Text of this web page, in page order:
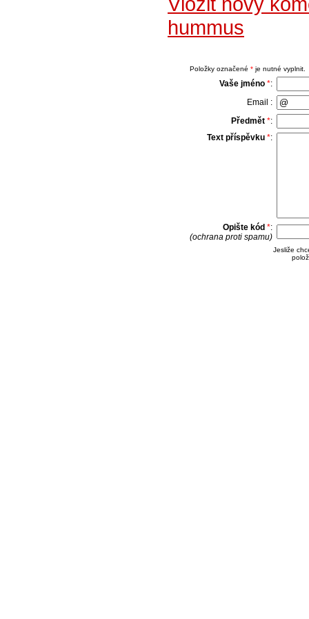
hummus
Položky označené *je nutné vyplnit.
Vaše jméno *:
Email :
Předmět *:
Text příspěvku *:
Opište kód *:
(ochrana proti spamu)
Jesliže